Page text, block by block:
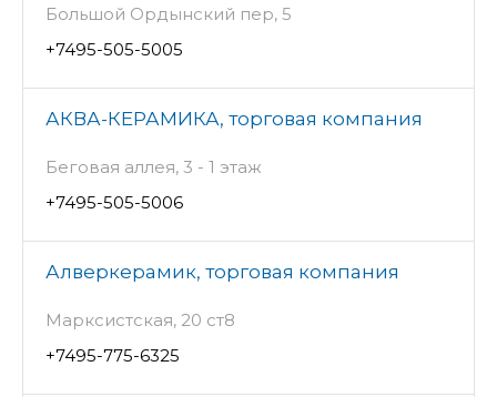
Большой Ордынский пер, 5
+7495-505-5005
АКВА-КЕРАМИКА, торговая компания
Беговая аллея, 3 - 1 этаж
+7495-505-5006
Алверкерамик, торговая компания
Марксистская, 20 ст8
+7495-775-6325